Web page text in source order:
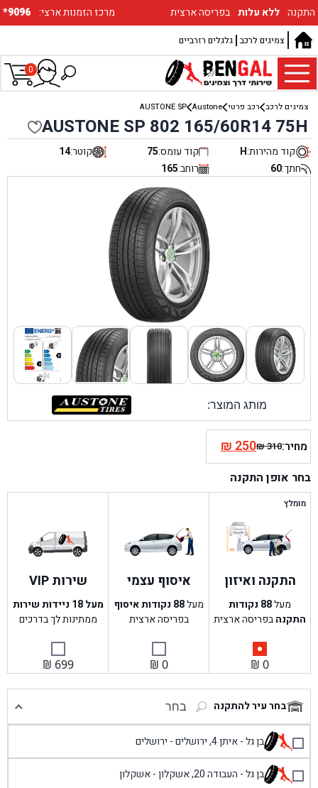
*9096 :מרכז הזמנות ארצי התקנה ללא עלות בפריסה ארצית
גלגלים רזרביים צמיגים לרכב
0
צמיגים לרכב רכב פרטי Austone
AUSTONE SP
AUSTONE SP 802 165/60R14 75H
קוד מהירות:H קוד עומס:75 קוטר:14
חתך:60 רוחב:165
מותג המוצר:
מחיר: ₪310
המחיר
המקורי
היה:
₪250המחיר
הנוכחי
הוא:
בחר אופן התקנה
מומלץ
התקנה ואיזון
מעל88 נקודות
התקנהבפריסה ארצית
₪ 0
איסוף עצמי
מעל88 נקודות איסוף
בפריסה ארצית
₪ 0
שירות VIP
מעל 18 ניידות שירות
ממתינות לך בדרכים
₪ 699
בחר עיר להתקנה בחר
בן גל - איתן 4, ירושלים - ירושלים
בן גל - העבודה 20, אשקלון - אשקלון